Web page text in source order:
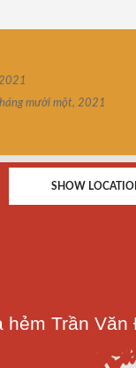
mười một, 2021
SHOW